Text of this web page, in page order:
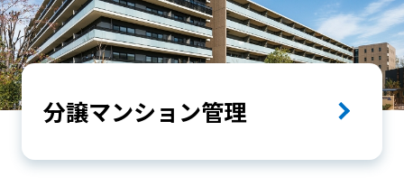
分譲マンション管理